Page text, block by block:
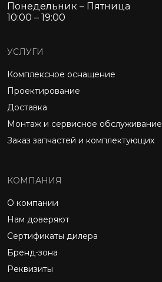
Понедельник – Пятница
10:00 – 19:00
УСЛУГИ
Комплексное оснащение
Проектирование
Доставка
Монтаж и сервисное обслуживание
Заказ запчастей и комплектующих
КОМПАНИЯ
О компании
Нам доверяют
Сертификаты дилера
Бренд-зона
Реквизиты